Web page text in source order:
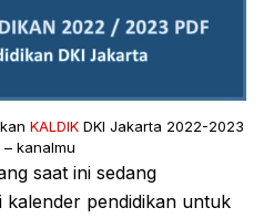
KALDIKDKI Jakarta 2022-2023
kanalmu
saat ini sedang
pendidikan untuk